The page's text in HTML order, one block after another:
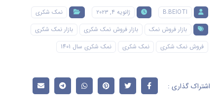
B.BEIOTI ژانویه ۴, ۲۰۲۳
نمک شکری
بازار فروش نمک
بازار فروش نمک شکری
بازار نمک شکری
فروش نمک شکری
نمک شکری نمک شکری سال 1401